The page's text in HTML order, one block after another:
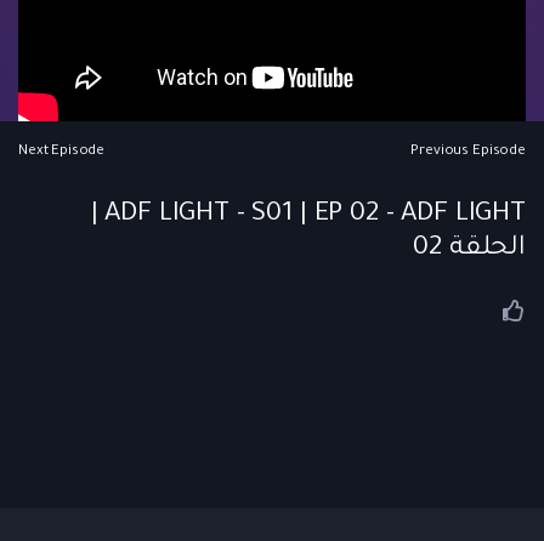
Previous Episode
Next Episode
ADF LIGHT - S01 | EP 02 - ADF LIGHT |
الحلقة 02